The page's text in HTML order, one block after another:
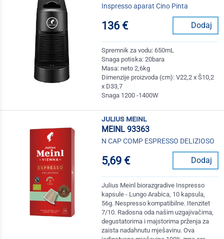
Inspresso aparat Cino Pinta
136 € Dodaj
Spremnik za vodu: 650mL
Snaga potiska: 20bara
Masa: neto 2,6kg
Dimenzije proizvoda (cm): V22,2 x Š10,2
x D33,7
Snaga 1200 -1400W
julius meinl
MEINL 93363
N CAP COMP ESPRESSO DELIZIOSO
5,69 € Dodaj
Julius Meinl biorazgradive Inspresso
kapsule - Lungo Arabica, 10 kapsula,
56g. Nespresso kompatibilne. Itenzitet
7/10. Radosna oda našim uzgajivačima,
degustatorima i majstorima prženja za
zaista nadahnutu mješavinu. Ova